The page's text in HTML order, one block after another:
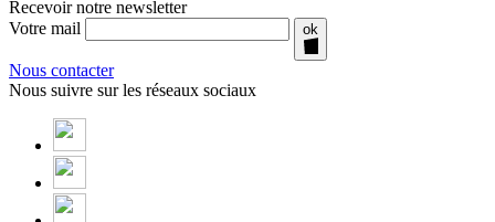
Recevoir notre newsletter
Votre mail
ok
Nous contacter
Nous suivre sur les réseaux sociaux